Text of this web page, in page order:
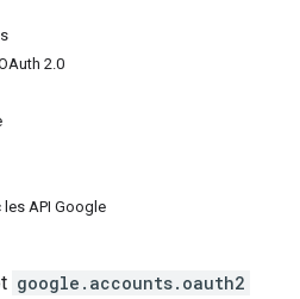
2.0
les API Google
google.accounts.oauth2